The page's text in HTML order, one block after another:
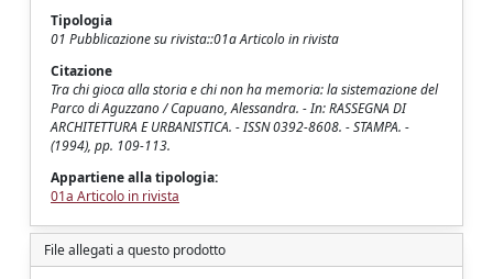
Tipologia
01 Pubblicazione su rivista::01a Articolo in rivista
Citazione
Tra chi gioca alla storia e chi non ha memoria: la sistemazione del
Parco di Aguzzano / Capuano, Alessandra. - In: RASSEGNA DI
ARCHITETTURA E URBANISTICA. - ISSN 0392-8608. - STAMPA. -
(1994), pp. 109-113.
Appartiene alla tipologia:
01a Articolo in rivista
File allegati a questo prodotto